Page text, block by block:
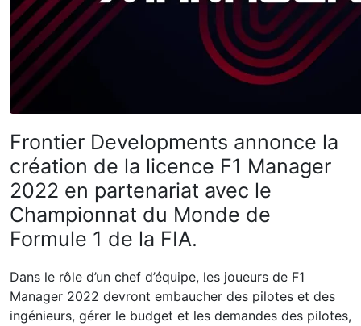
Frontier Developments annonce la
création de la licence F1 Manager
2022 en partenariat avec le
Championnat du Monde de
Formule 1 de la FIA.
Dans le rôle d’un chef d’équipe, les joueurs de F1
Manager 2022 devront embaucher des pilotes et des
ingénieurs, gérer le budget et les demandes des pilotes,